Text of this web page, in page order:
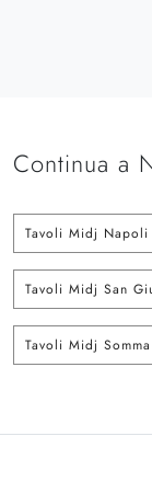
Continua a
Tavoli Midj Napoli
Tavoli Midj San
Tavoli Midj